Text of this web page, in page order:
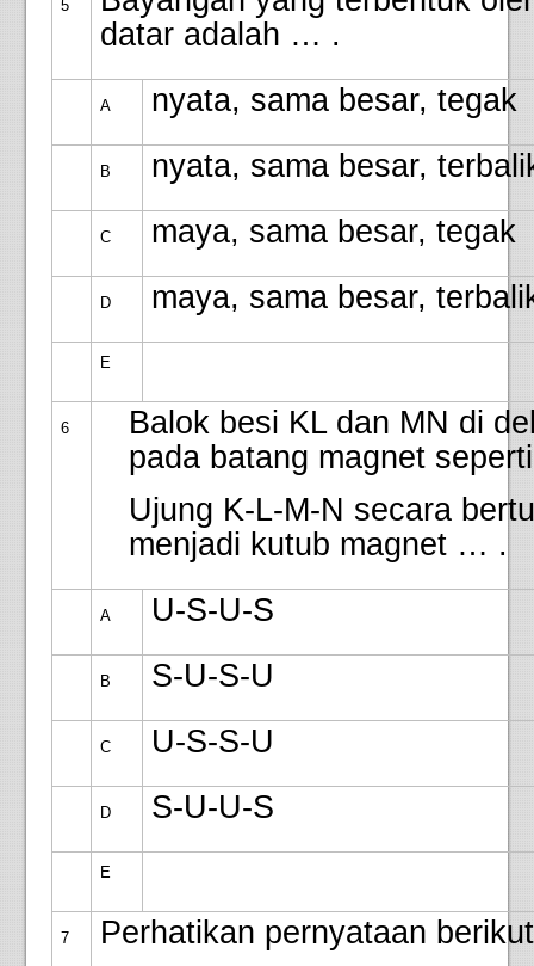
5
datar adalah … .
A nyata, sama besar, tegak
B nyata, sama besar,
C maya, sama besar, tegak
D maya, sama besar,
E
6
Balok besi KL dan MN di
pada batang magnet
Ujung K-L-M-N secara
menjadi kutub magnet … .
A U-S-U-S
B S-U-S-U
C U-S-S-U
D S-U-U-S
E
7
Perhatikan pernyataan